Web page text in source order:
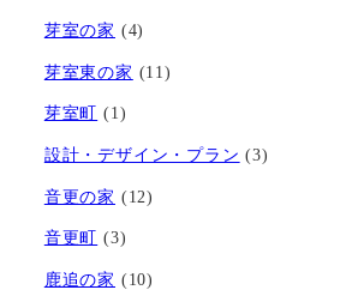
芽室の家 (4)
芽室東の家 (11)
芽室町 (1)
設計・デザイン・プラン (3)
音更の家 (12)
音更町 (3)
鹿追の家 (10)